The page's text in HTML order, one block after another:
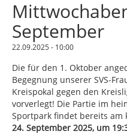
September
22.09.2025 - 10:00
Die für den 1. Oktober
Begegnung unserer SVS-
Kreispokal gegen den
vorverlegt! Die Partie im
Sportpark findet bereits am
24. September 2025, um